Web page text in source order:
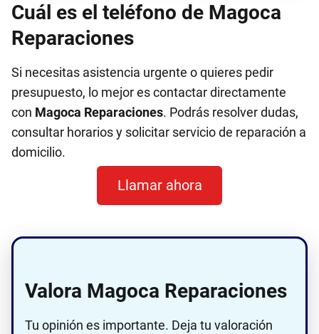
Cuál es el teléfono de Magoca
Reparaciones
Si necesitas asistencia urgente o quieres pedir
presupuesto, lo mejor es contactar directamente
con Magoca Reparaciones. Podrás resolver dudas,
consultar horarios y solicitar servicio de reparación a
domicilio.
Llamar ahora
Valora Magoca Reparaciones
Tu opinión es importante. Deja tu valoración